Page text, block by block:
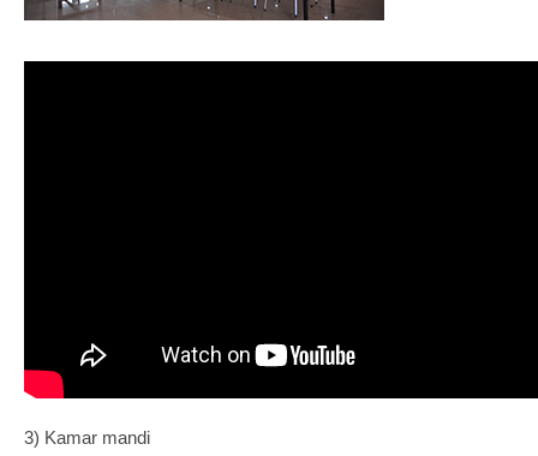
3) Kamar mandi